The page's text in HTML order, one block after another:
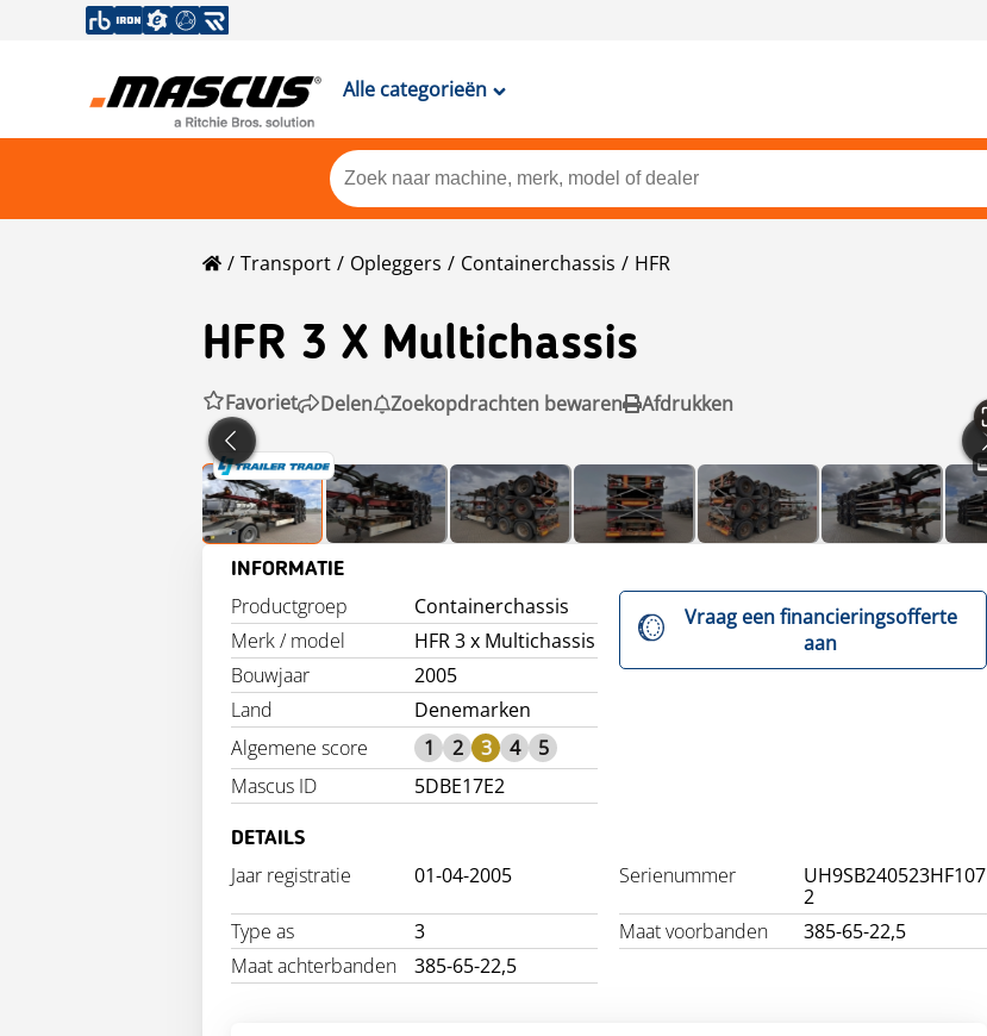
Alle categorieën
Transport Opleggers Containerchassis HFR
HFR 3 X Multichassis
Favoriet Delen Zoekopdrachten bewaren Afdrukken
INFORMATIE
Productgroep
Containerchassis
Merk / model
HFR 3 x Multichassis
Bouwjaar
2005
Land
Denemarken
Algemene score
1 2 3 4
5
Mascus ID
5DBE17E2
Vraag een financieringsofferte
aan
DETAILS
Jaar registratie 01-04-2005 Serienummer
UH9SB240523HF107
2
Type as
3 Maat voorbanden
385-65-22,5
Maat achterbanden
385-65-22,5